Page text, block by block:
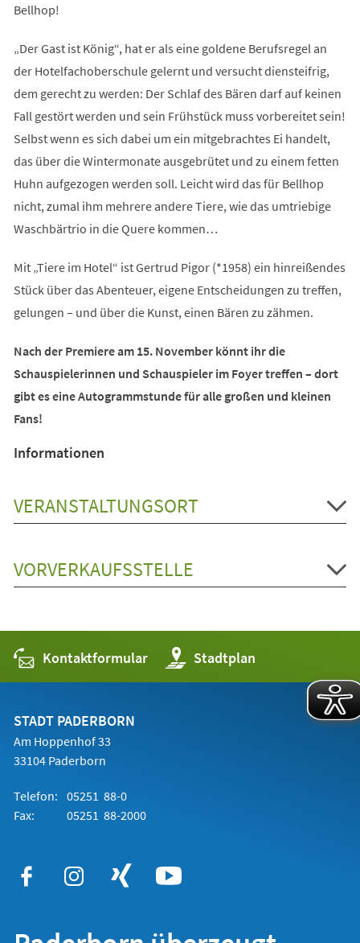
Bellhop!
„Der Gast ist König“, hat er als eine goldene Berufsregel an
der Hotelfachoberschule gelernt und versucht diensteifrig,
dem gerecht zu werden: Der Schlaf des Bären darf auf keinen
Fall gestört werden und sein Frühstück muss vorbereitet sein!
Selbst wenn es sich dabei um ein mitgebrachtes Ei handelt,
das über die Wintermonate ausgebrütet und zu einem fetten
Huhn aufgezogen werden soll. Leicht wird das für Bellhop
nicht, zumal ihm mehrere andere Tiere, wie das umtriebige
Waschbärtrio in die Quere kommen…
Mit „Tiere im Hotel“ ist Gertrud Pigor (*1958) ein hinreißendes
Stück über das Abenteuer, eigene Entscheidungen zu treffen,
gelungen – und über die Kunst, einen Bären zu zähmen.
Nach der Premiere am 15. November könnt ihr die
Schauspielerinnen und Schauspieler im Foyer treffen – dort
gibt es eine Autogrammstunde für alle großen und kleinen
Fans!
Informationen
VERANSTALTUNGSORT
VORVERKAUFSSTELLE
Kontaktformular Stadtplan
(Öffnet
in
einem
STADT PADERBORN
Am Hoppenhof 33
33104 Paderborn
Telefon: 05251 88-0
Fax:
05251 88-2000